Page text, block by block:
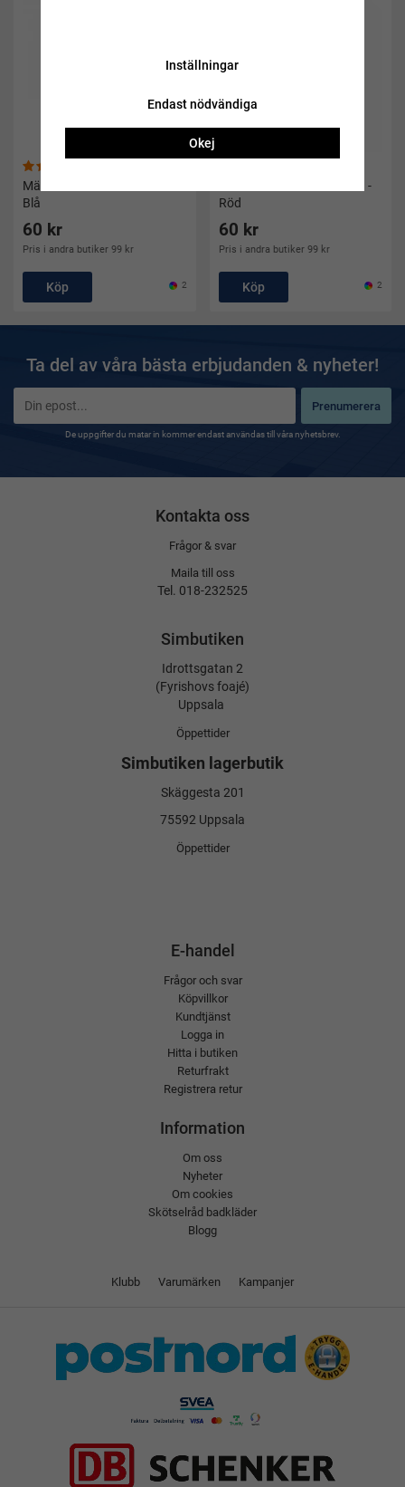
Märkessköld/märkestavla -
Blå
60 kr
Pris i andra butiker 99 kr
Köp 2
Märkessköld/märkestavla -
Röd
60 kr
Pris i andra butiker 99 kr
Köp 2
Ta del av våra bästa erbjudanden & nyheter!
Prenumerera
De uppgifter du matar in kommer endast användas till våra nyhetsbrev.
Kontakta oss
Frågor & svar
Maila till oss
Tel. 018-232525
Simbutiken
Idrottsgatan 2
(Fyrishovs foajé)
Uppsala
Öppettider
Simbutiken lagerbutik
Skäggesta 201
75592 Uppsala
Öppettider
E-handel
Frågor och svar
Köpvillkor
Kundtjänst
Logga in
Hitta i butiken
Returfrakt
Registrera retur
Information
Om oss
Nyheter
Om cookies
Skötselråd badkläder
Blogg
Klubb Varumärken Kampanjer
Inställningar
Endast nödvändiga
Okej